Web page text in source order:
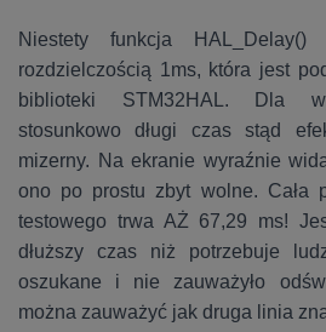
Niestety funkcja
rozdzielczością 1ms, która jest
biblioteki STM32HAL. Dla
stosunkowo długi czas stąd
mizerny. Na ekranie wyraźnie
ono po prostu zbyt wolne. Cała
testowego trwa AŻ 67,29 ms!
dłuższy czas niż potrzebuje
oszukane i nie zauważyło
można zauważyć jak druga linia